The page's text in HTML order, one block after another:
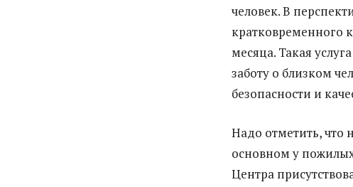
человек. В
кратковременного
месяца. Такая
заботу о близком
безопасности и
Надо отметить, что
основном у
Центра